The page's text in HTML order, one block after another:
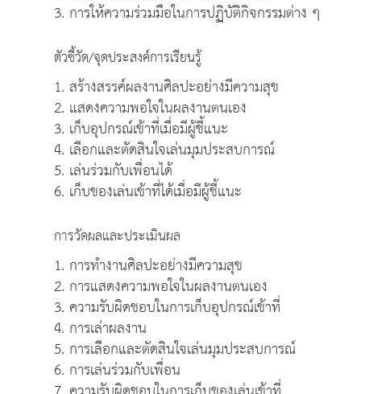
3. การให้ความร่วมมือในการปฏิบัติกิจกรรมต่าง ๆ
ตัวชี้วัด/จุดประสงค์การเรียนรู้
1. สร้างสรรค์ผลงานศิลปะอย่างมีความสุข
2. แสดงความพอใจในผลงานตนเอง
3. เก็บอุปกรณ์เข้าที่เมื่อมีผู้ชี้แนะ
4. เลือกและตัดสินใจเล่นมุมประสบการณ์
5. เล่นร่วมกับเพื่อนได้
6. เก็บของเล่นเข้าที่ได้เมื่อมีผู้ชี้แนะ
การวัดผลและประเมินผล
1. การทำงานศิลปะอย่างมีความสุข
2. การแสดงความพอใจในผลงานตนเอง
3. ความรับผิดชอบในการเก็บอุปกรณ์เข้าที่
4. การเล่าผลงาน
5. การเลือกและตัดสินใจเล่นมุมประสบการณ์
6. การเล่นร่วมกับเพื่อน